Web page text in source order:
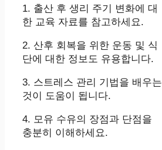
1. 출산 후 생리 주기 변화에 대
한 교육 자료를 참고하세요.
2. 산후 회복을 위한 운동 및 식
단에 대한 정보도 유용합니다.
3. 스트레스 관리 기법을 배우는
것이 도움이 됩니다.
4. 모유 수유의 장점과 단점을
충분히 이해하세요.